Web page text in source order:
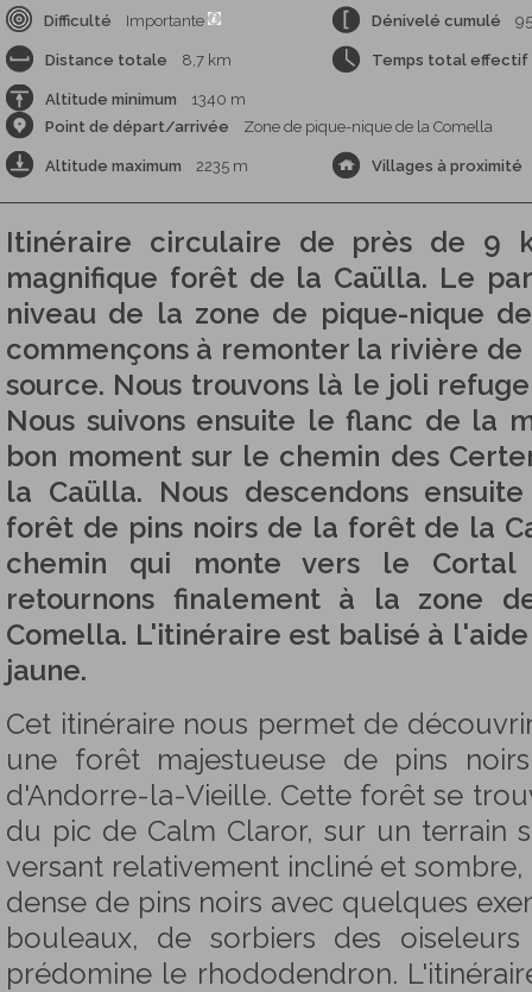
Difficulté Importante Dénivelé cumulé
Distance totale 8,7 km Temps total effectif
Altitude minimum
1340 m
Point de départ/arrivée
Zone de pique-nique de la Comella
Altitude maximum 2235 m Villages à proximité
Itinéraire circulaire de près de 9
magnifique forêt de la Caülla. Le
niveau de la zone de pique-nique
commençons à remonter la rivière de
source. Nous trouvons là le joli
Nous suivons ensuite le flanc de la
bon moment sur le chemin des
la Caülla. Nous descendons
forêt de pins noirs de la forêt de la
chemin qui monte vers le
retournons finalement à la zone
Comella. L'itinéraire est balisé à
jaune.
Cet itinéraire nous permet de
une forêt majestueuse de pins
d'Andorre-la-Vieille. Cette forêt se
du pic de Calm Claror, sur un terrain
versant relativement incliné et
dense de pins noirs avec quelques
bouleaux, de sorbiers des
prédomine le rhododendron.